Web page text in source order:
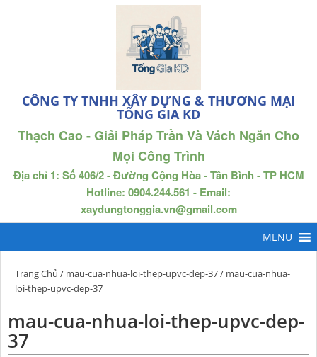
CÔNG TY TNHH XÂY DỰNG & THƯƠNG MẠI
TỐNG GIA KD
Thạch Cao - Giải Pháp Trần Và Vách Ngăn Cho
Mọi Công Trình
Địa chỉ 1: Số 406/2 - Đường Cộng Hòa - Tân Bình - TP HCM
Hotline: 0904.244.561 - Email:
xaydungtonggia.vn@gmail.com
Trang Chủ / mau-cua-nhua-loi-thep-upvc-dep-37/ mau-cua-nhua-
loi-thep-upvc-dep-37
mau-cua-nhua-loi-thep-upvc-dep-
37